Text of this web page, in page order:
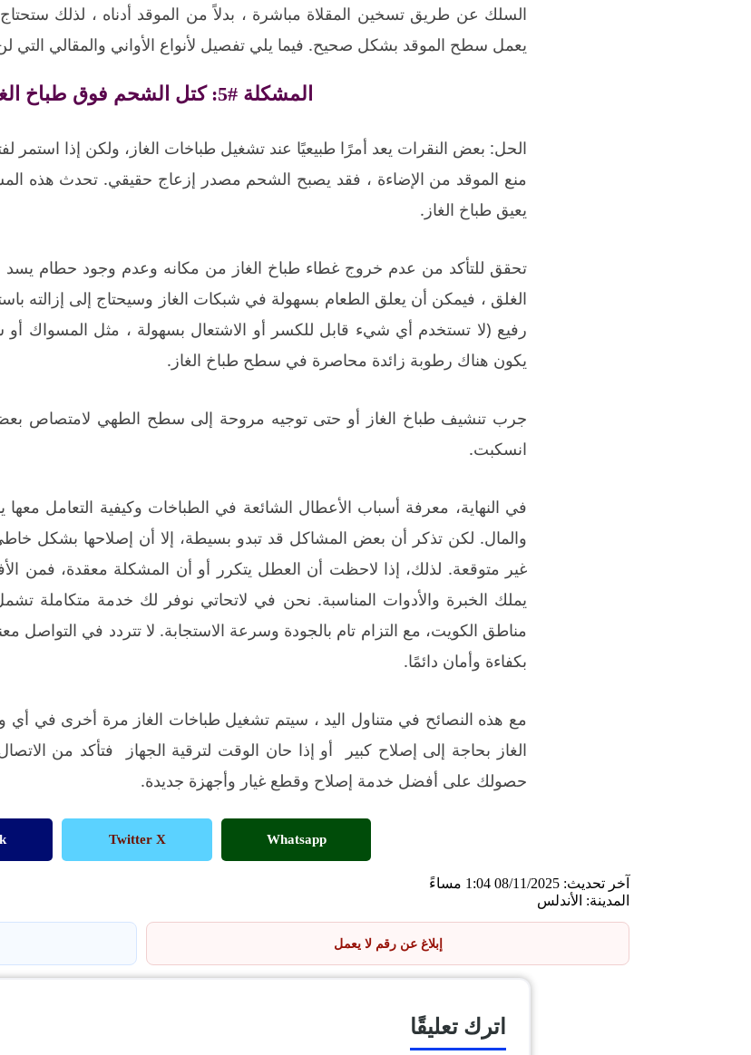
السلك عن طريق تسخين المقلاة مباشرة ، بدلاً من الموقد أدناه ، لذلك
يعمل سطح الموقد بشكل صحيح. فيما يلي تفصيل لأنواع الأواني والمقالي التي
المشكلة #5: كتل الشحم فوق طباخ الغاز .
الحل: بعض النقرات يعد أمرًا طبيعيًا عند تشغيل طباخات الغاز، ولكن إذا استمر
منع الموقد من الإضاءة ، فقد يصبح الشحم مصدر إزعاج حقيقي. تحدث هذه
يعيق طباخ الغاز.
تحقق للتأكد من عدم خروج غطاء طباخ الغاز من مكانه وعدم وجود حطام يسد
الغلق ، فيمكن أن يعلق الطعام بسهولة في شبكات الغاز وسيحتاج إلى
رفيع (لا تستخدم أي شيء قابل للكسر أو الاشتعال بسهولة ، مثل المسواك أو
يكون هناك رطوبة زائدة محاصرة في سطح طباخ الغاز.
جرب تنشيف طباخ الغاز أو حتى توجيه مروحة إلى سطح الطهي لامتصاص بعض
انسكبت.
في النهاية، معرفة أسباب الأعطال الشائعة في الطباخات وكيفية التعامل
والمال. لكن تذكر أن بعض المشاكل قد تبدو بسيطة، إلا أن إصلاحها بشكل
غير متوقعة. لذلك، إذا لاحظت أن العطل يتكرر أو أن المشكلة معقدة، فمن
يملك الخبرة والأدوات المناسبة. نحن في لاتحاتي نوفر لك خدمة متكاملة
مناطق الكويت، مع التزام تام بالجودة وسرعة الاستجابة. لا تتردد في التواصل
بكفاءة وأمان دائمًا.
مع هذه النصائح في متناول اليد ، سيتم تشغيل طباخات الغاز مرة أخرى في
الغاز بحاجة إلى إصلاح كبير أو إذا حان الوقت لترقية الجهاز فتأكد من
حصولك على أفضل خدمة إصلاح وقطع غيار وأجهزة جديدة.
Whatsapp
Twitter X
آخر تحديث: 08/11/2025 1:04 مساءً
المدينة: الأندلس
إبلاغ عن رقم لا يعمل
اترك تعليقًا